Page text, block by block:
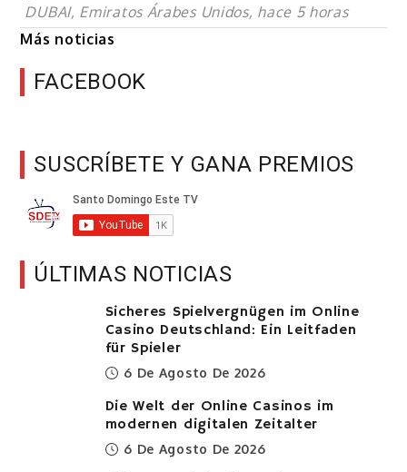
DUBAI, Emiratos Árabes Unidos, hace 5 horas
Más noticias
FACEBOOK
SUSCRÍBETE Y GANA PREMIOS
ÚLTIMAS NOTICIAS
Sicheres Spielvergnügen im Online
Casino Deutschland: Ein Leitfaden
für Spieler
6 De Agosto De 2026
Die Welt der Online Casinos im
modernen digitalen Zeitalter
6 De Agosto De 2026